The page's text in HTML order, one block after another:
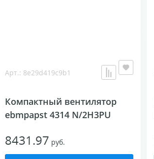
Арт.: 8e29d419c9b1
Компактный вентилятор
ebmpapst 4314 N/2H3PU
8431.97 руб.